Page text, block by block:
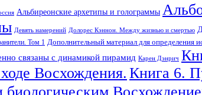
Альбиреонские архетипы и голограммы
Девять намерений Долорес Кэннон. Между жизнью и смертью
Том 1 Дополнительный материал для определения
связаны с динамикой пирамид Карен Дэнрич
Восхождения. Книга 6.